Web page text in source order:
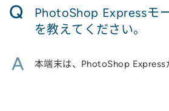
Q
PhotoShop Expressモ
を教えてください。
A 本端末は、PhotoShop Express